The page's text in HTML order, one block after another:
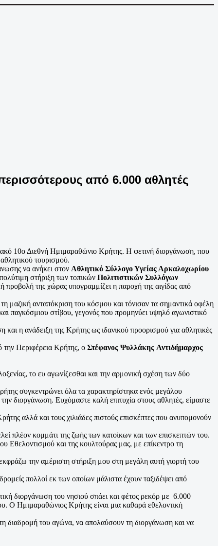
από 6.000 αθλητές
10ο Διεθνή Ημιμαραθώνιο Κρήτης. Η φετινή διοργάνωση, που
τουρισμού.
να ανήκει στον Αθλητικό Σύλλογο Υγείας Αρκαλοχωρίου
στήριξη των τοπικών Πολιτιστικών Συλλόγων
προβολή της χώρας υπογραμμίζει η παροχή της αιγίδας από
μαζική ανταπόκριση του κόσμου και τόνισαν τα σημαντικά οφέλη
παγκόσμιου στίβου, γεγονός που προμηνύει υψηλό αγωνιστικό
η ανάδειξη της Κρήτης ως ιδανικού προορισμού για αθλητικές
την Περιφέρεια Κρήτης, ο Στέφανος Ψυλλάκης Αντιδήμαρχος
το ευ αγωνίζεσθαι και την αρμονική σχέση των δύο
συγκεντρώνει όλα τα χαρακτηρίστηκα ενός μεγάλου
διοργάνωση. Ευχόμαστε καλή επιτυχία στους αθλητές, είμαστε
αλλά και τους χιλιάδες πιστούς επισκέπτες που ανυπομονούν
πλέον κομμάτι της ζωής των κατοίκων και των επισκεπτών του.
Εθελοντισμού και της κουλτούρας μας, με επίκεντρο τη
την αμέριστη στήριξη μου στη μεγάλη αυτή γιορτή του
πολλοί εκ των οποίων μάλιστα έχουν ταξιδέψει από
διοργάνωση του νησιού σπάει και φέτος ρεκόρ με 6.000
Ο Ημιμαραθώνιος Κρήτης είναι μια καθαρά εθελοντική
διαδρομή του αγώνα, να απολαύσουν τη διοργάνωση και να